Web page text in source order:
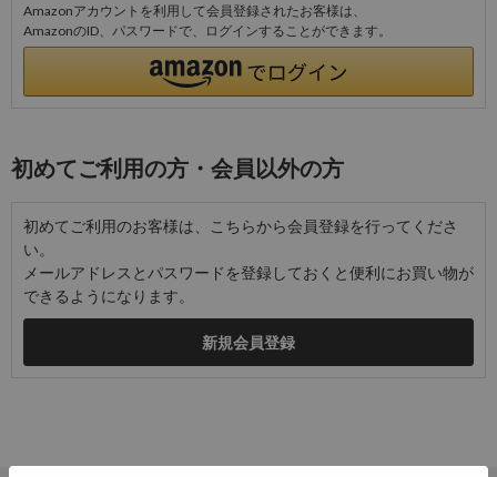
Amazonアカウントを利用して会員登録されたお客様は、
AmazonのID、パスワードで、ログインすることができます。
初めてご利用の方・会員以外の方
初めてご利用のお客様は、こちらから会員登録を行ってくださ
い。
メールアドレスとパスワードを登録しておくと便利にお買い物が
できるようになります。